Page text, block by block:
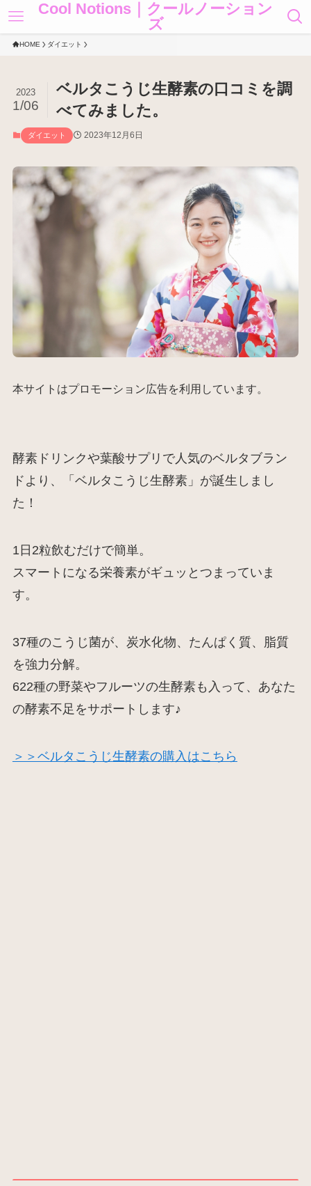
Cool Notions｜クールノーション
ズ
HOME ダイエット
ベルタこうじ生酵素の口コミを調
べてみました。
2023
1/06
ダイエット 2023年12月6日
本サイトはプロモーション広告を利用しています。
酵素ドリンクや葉酸サプリで人気のベルタブラン
ドより、「ベルタこうじ生酵素」が誕生しまし
た！
1日2粒飲むだけで簡単。
スマートになる栄養素がギュッとつまっていま
す。
37種のこうじ菌が、炭水化物、たんぱく質、脂質
を強力分解。
622種の野菜やフルーツの生酵素も入って、あなた
の酵素不足をサポートします♪
＞＞ベルタこうじ生酵素の購入はこちら